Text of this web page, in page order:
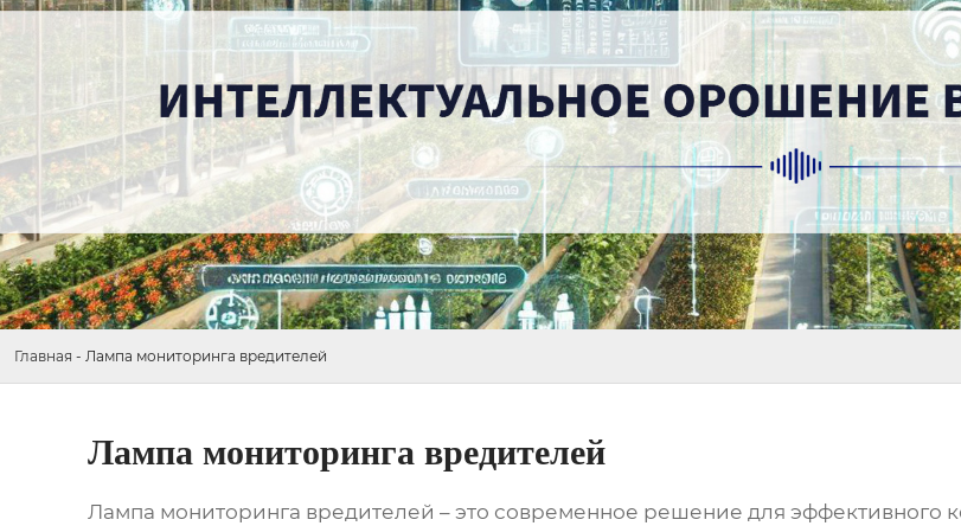
Главная - Лампа мониторинга вредителей
Лампа мониторинга вредителей
Лампа мониторинга вредителей – это современное решение для эффективного